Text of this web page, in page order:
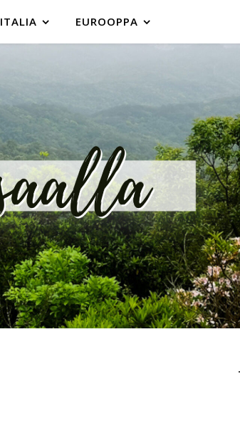
ITALIA EUROOPPA